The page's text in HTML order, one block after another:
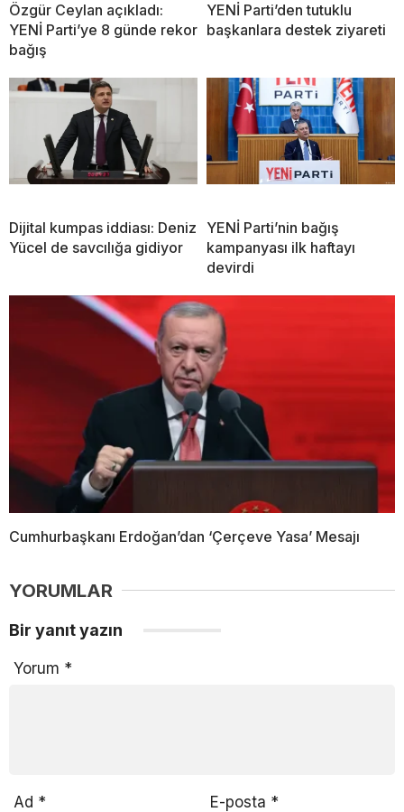
Özgür Ceylan açıkladı:
YENİ Parti’ye 8 günde rekor
bağış
YENİ Parti’den tutuklu
başkanlara destek ziyareti
Dijital kumpas iddiası: Deniz
Yücel de savcılığa gidiyor
YENİ Parti’nin bağış
kampanyası ilk haftayı
devirdi
Cumhurbaşkanı Erdoğan’dan ‘Çerçeve Yasa’ Mesajı
YORUMLAR
Bir yanıt yazın
Yorum *
Ad * E-posta *